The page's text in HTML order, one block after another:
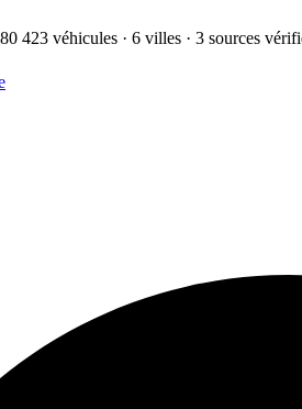
423 véhicules · 6 villes · 3 sources